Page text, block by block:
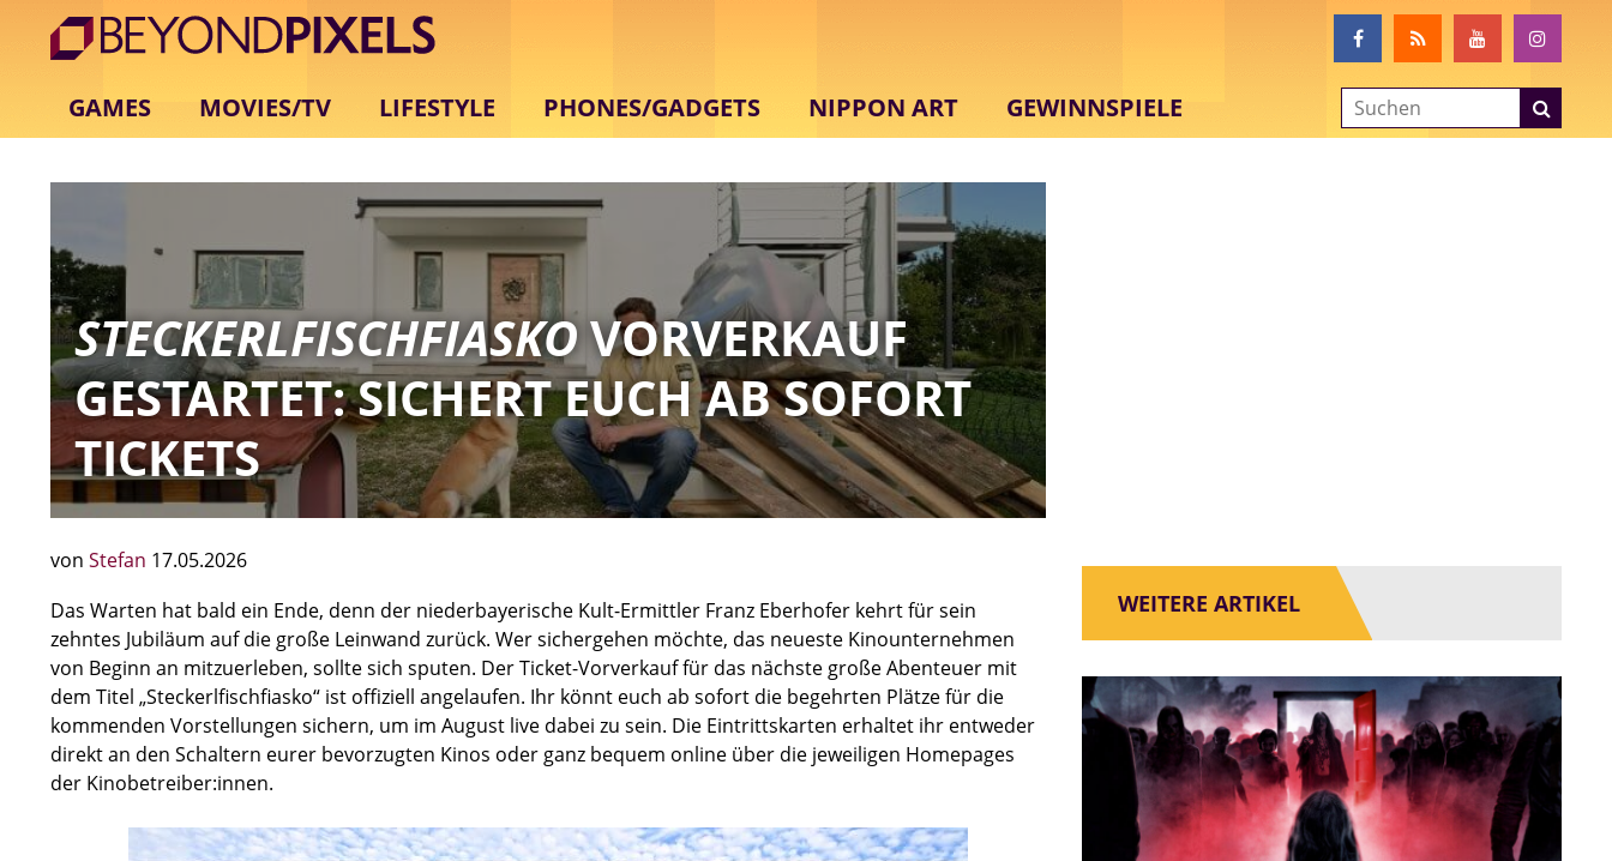
GAMES MOVIES/TV LIFESTYLE PHONES/GADGETS NIPPON ART GEWINNSPIELE
STECKERLFISCHFIASKOVORVERKAUF
GESTARTET: SICHERT EUCH AB SOFORT
TICKETS
von Stefan 17.05.2026
Das Warten hat bald ein Ende, denn der niederbayerische Kult-Ermittler Franz Eberhofer kehrt für sein
zehntes Jubiläum auf die große Leinwand zurück. Wer sichergehen möchte, das neueste Kinounternehmen
von Beginn an mitzuerleben, sollte sich sputen. Der Ticket-Vorverkauf für das nächste große Abenteuer mit
dem Titel „Steckerlfischfiasko“ ist offiziell angelaufen. Ihr könnt euch ab sofort die begehrten Plätze für die
kommenden Vorstellungen sichern, um im August live dabei zu sein. Die Eintrittskarten erhaltet ihr entweder
direkt an den Schaltern eurer bevorzugten Kinos oder ganz bequem online über die jeweiligen Homepages
der Kinobetreiber:innen.
WEITERE ARTIKEL